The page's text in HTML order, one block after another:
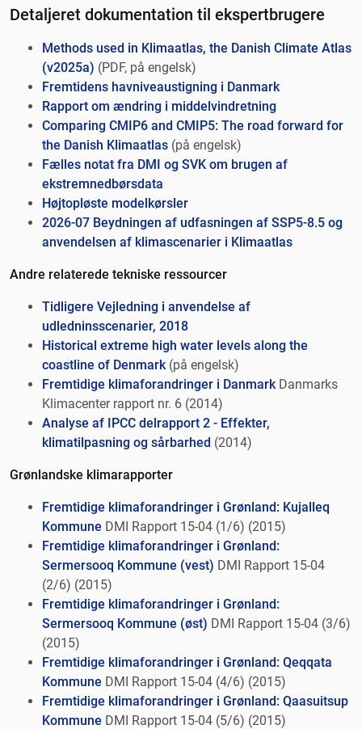
Detaljeret dokumentation til ekspertbrugere
Methods used in Klimaatlas, the Danish Climate Atlas
(v2025a) (PDF, på engelsk)
Fremtidens havniveaustigning i Danmark
Rapport om ændring i middelvindretning
Comparing CMIP6 and CMIP5: The road forward for
the Danish Klimaatlas (på engelsk)
Fælles notat fra DMI og SVK om brugen af
ekstremnedbørsdata
Højtopløste modelkørsler
2026-07 Beydningen af udfasningen af SSP5-8.5 og
anvendelsen af klimascenarier i Klimaatlas
Andre relaterede tekniske ressourcer
Tidligere Vejledning i anvendelse af
udledninsscenarier, 2018
Historical extreme high water levels along the
coastline of Denmark(på engelsk)
Fremtidige klimaforandringer i DanmarkDanmarks
Klimacenter rapport nr. 6 (2014)
Analyse af IPCC delrapport 2 - Effekter,
klimatilpasning og sårbarhed (2014)
Grønlandske klimarapporter
Fremtidige klimaforandringer i Grønland: Kujalleq
Kommune DMI Rapport 15-04 (1/6) (2015)
Fremtidige klimaforandringer i Grønland:
Sermersooq Kommune (vest) DMI Rapport 15-04
(2/6) (2015)
Fremtidige klimaforandringer i Grønland:
Sermersooq Kommune (øst) DMI Rapport 15-04 (3/6)
(2015)
Fremtidige klimaforandringer i Grønland: Qeqqata
Kommune DMI Rapport 15-04 (4/6) (2015)
Fremtidige klimaforandringer i Grønland: Qaasuitsup
Kommune DMI Rapport 15-04 (5/6) (2015)